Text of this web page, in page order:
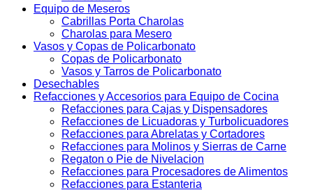
Equipo de Meseros
Cabrillas Porta Charolas
Charolas para Mesero
Vasos y Copas de Policarbonato
Copas de Policarbonato
Vasos y Tarros de Policarbonato
Desechables
Refacciones y Accesorios para Equipo de Cocina
Refacciones para Cajas y Dispensadores
Refacciones de Licuadoras y Turbolicuadores
Refacciones para Abrelatas y Cortadores
Refacciones para Molinos y Sierras de Carne
Regaton o Pie de Nivelacion
Refacciones para Procesadores de Alimentos
Refacciones para Estanteria